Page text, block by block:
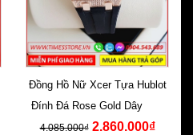
Đồng Hồ Nữ Xcer Tựa Hublot
Đính Đá Rose Gold Dây Cao
Su Đen
4.085.000₫ 2.860.000₫